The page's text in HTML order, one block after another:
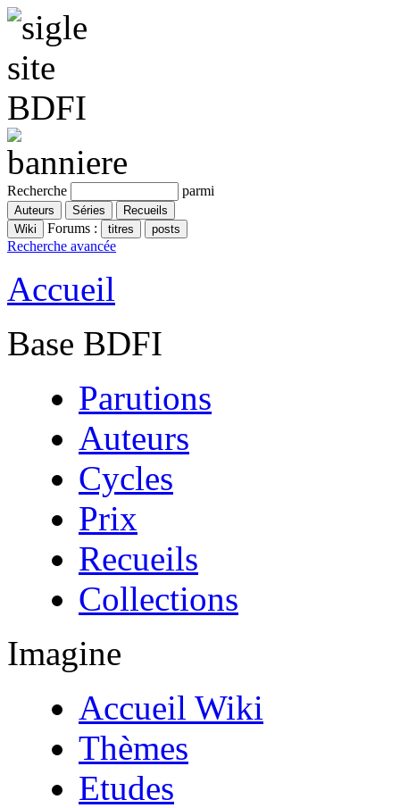
Recherche parmi
Forums :
Recherche avancée
Accueil
Base BDFI
Parutions
Auteurs
Cycles
Prix
Recueils
Collections
Imagine
Accueil Wiki
Thèmes
Etudes